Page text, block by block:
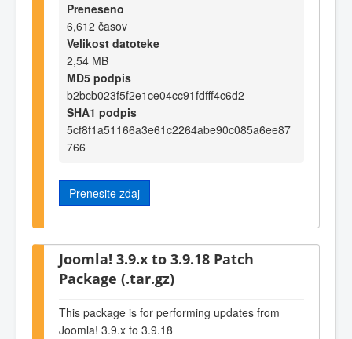
Preneseno
6,612 časov
Velikost datoteke
2,54 MB
MD5 podpis
b2bcb023f5f2e1ce04cc91fdfff4c6d2
SHA1 podpis
5cf8f1a51166a3e61c2264abe90c085a6ee87
766
Prenesite zdaj
Joomla! 3.9.x to 3.9.18 Patch
Package (.tar.gz)
This package is for performing updates from
Joomla! 3.9.x to 3.9.18